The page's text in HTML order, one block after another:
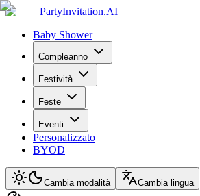
PartyInvitation.AI
Baby Shower
Compleanno
Festività
Feste
Eventi
Personalizzato
BYOD
Cambia modalità Cambia lingua